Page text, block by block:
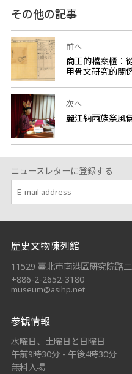
その他の記事
前へ
商王的檔案櫃：
甲骨文研究的關
次へ
麗江納西族祭風
ニュースレターに登録する
:::
歷史文物陳列館
11529 臺北市南港區研究院路
+886-2-2652-3180
museum@asihp.net
参観情報
水曜日、土曜日と日曜日
午前9時30分 - 午後4時30分
無料入場